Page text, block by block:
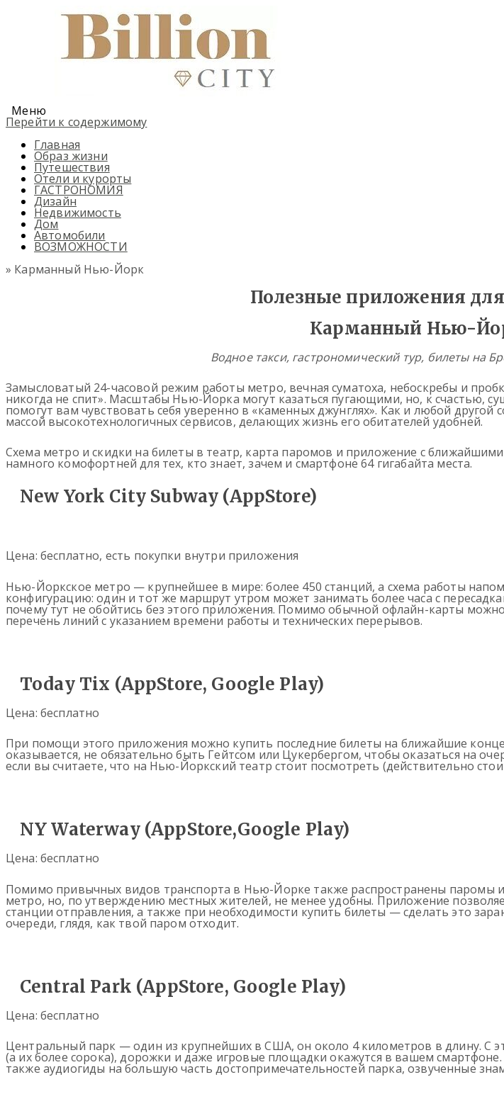
Меню
Перейти к содержимому
Главная
Образ жизни
Путешествия
Отели и курорты
ГАСТРОНОМИЯ
Дизайн
Недвижимость
Дом
Автомобили
ВОЗМОЖНОСТИ
» Карманный Нью-Йорк
Полезные приложения
Карманный Нью-
Водное такси, гастрономический тур, билеты на
Замысловатый 24-часовой режим работы метро, вечная суматоха, небоскребы и
никогда не спит». Масштабы Нью-Йорка могут казаться пугающими, но, к счастью,
помогут вам чувствовать себя уверенно в «каменных джунглях». Как и любой
массой высокотехнологичных сервисов, делающих жизнь его обитателей удобней.
Схема метро и скидки на билеты в театр, карта паромов и приложение с
намного комофортней для тех, кто знает, зачем и смартфоне 64 гигабайта места.
New York City Subway (AppStore)
Цена: бесплатно, есть покупки внутри приложения
Нью-Йоркское метро — крупнейшее в мире: более 450 станций, а схема работы
конфигурацию: один и тот же маршрут утром может занимать более часа с
почему тут не обойтись без этого приложения. Помимо обычной офлайн-карты
перечень линий с указанием времени работы и технических перерывов.
Today Tix (AppStore, Google Play)
Цена: бесплатно
При помощи этого приложения можно купить последние билеты на ближайшие
оказывается, не обязательно быть Гейтсом или Цукербергом, чтобы оказаться на
если вы считаете, что на Нью-Йоркский театр стоит посмотреть (действительно
NY Waterway (AppStore,Google Play)
Цена: бесплатно
Помимо привычных видов транспорта в Нью-Йорке также распространены паромы и
метро, но, по утверждению местных жителей, не менее удобны. Приложение
станции отправления, а также при необходимости купить билеты — сделать это
очереди, глядя, как твой паром отходит.
Central Park (AppStore, Google Play)
Цена: бесплатно
Центральный парк — один из крупнейших в США, он около 4 километров в длину. С
(а их более сорока), дорожки и даже игровые площадки окажутся в вашем
также аудиогиды на большую часть достопримечательностей парка, озвученные